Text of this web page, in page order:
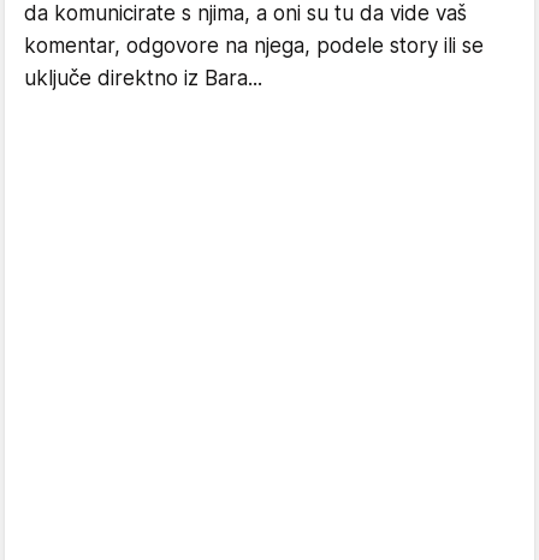
da komunicirate s njima, a oni su tu da vide vaš
komentar, odgovore na njega, podele story ili se
uključe direktno iz Bara...